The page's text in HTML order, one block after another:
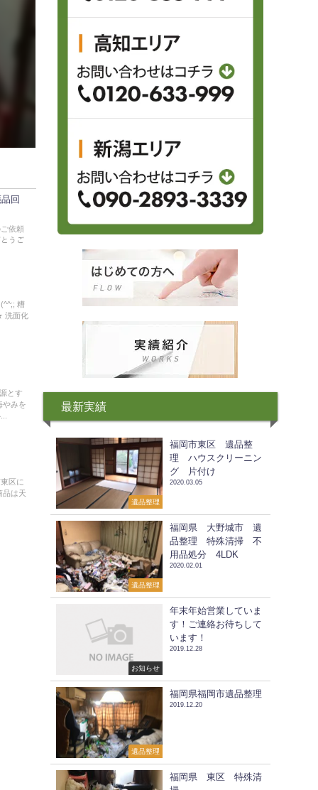
回
依頼
うご
糟
洗面化
とす
やみを
区に
品は天
最新実績
遺品整理
福岡市東区 遺品整
理 ハウスクリーニン
グ 片付け
2020.03.05
遺品整理
福岡県 大野城市 遺
品整理 特殊清掃 不
用品処分 4LDK
2020.02.01
お知らせ
年末年始営業していま
す！ご連絡お待ちして
います！
2019.12.28
遺品整理
福岡県福岡市遺品整理
2019.12.20
福岡県 東区 特殊清